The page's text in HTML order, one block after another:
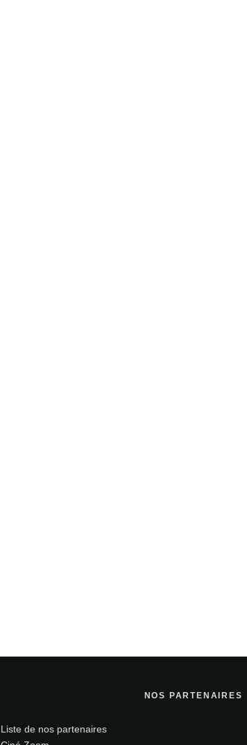
NOS PARTENAIRES
Liste de nos partenaires